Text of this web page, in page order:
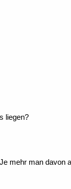
liegen?
mehr man davon